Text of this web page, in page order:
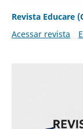
Revista Educare
Acessar revista